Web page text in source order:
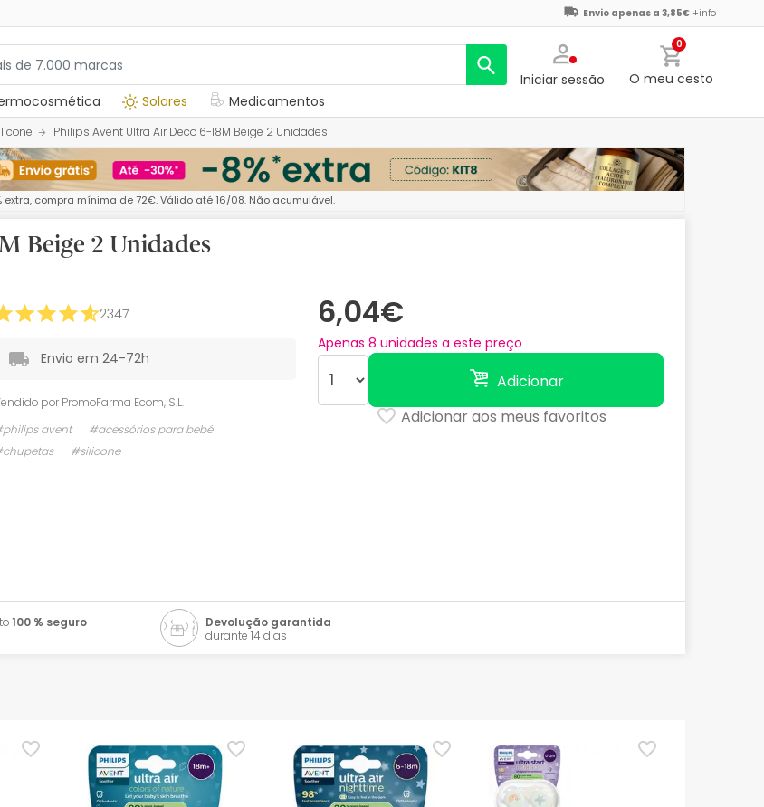
Envio apenas a 3,85€ +info
Iniciar sessão
0
O meu cesto
Solares Medicamentos
Philips Avent Ultra Air Deco 6-18M Beige 2 Unidades
extra, compra mínima de 72€. Válido até 16/08. Não acumulável.
Beige 2 Unidades
6,04€
Apenas 8 unidades a este preço
Adicionar
Adicionar aos meus favoritos
2347
Envio em 24-72h
por PromoFarma Ecom, S.L.
avent
#acessórios para bebé
#silicone
100 % seguro
Devolução garantida
durante 14 dias